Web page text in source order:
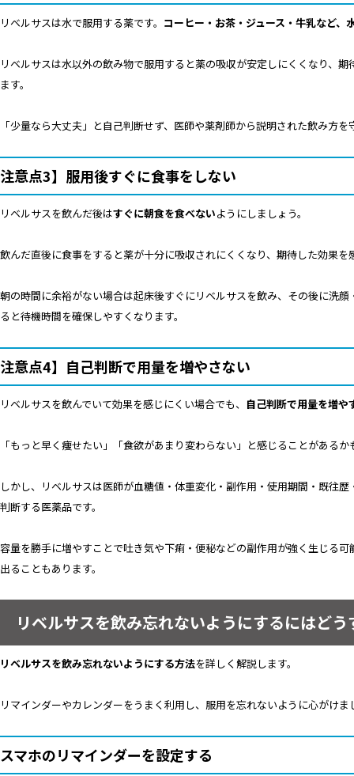
リベルサスは水で服用する薬です。 コーヒー・お茶・ジュース・牛乳など
リベルサスは水以外の飲み物で服用すると薬の吸収が安定しにくくなり、
ます。
「少量なら大丈夫」と自己判断せず、医師や薬剤師から説明された飲み方
注意点3】服用後すぐに食事をしない
リベルサスを飲んだ後はすぐに朝食を食べないようにしましょう。
飲んだ直後に食事をすると薬が十分に吸収されにくくなり、期待した効果
朝の時間に余裕がない場合は起床後すぐにリベルサスを飲み、その後に洗
ると待機時間を確保しやすくなります。
注意点4】自己判断で用量を増やさない
リベルサスを飲んでいて効果を感じにくい場合でも、 自己判断で用量を増や
「もっと早く痩せたい」「食欲があまり変わらない」と感じることがある
しかし、リベルサスは医師が血糖値・体重変化・副作用・使用期間・既往
判断する医薬品です。
容量を勝手に増やすことで吐き気や下痢・便秘などの副作用が強く生じる
出ることもあります。
リベルサスを飲み忘れないようにするにはど
リベルサスを飲み忘れないようにする方法を詳しく解説します。
リマインダーやカレンダーをうまく利用し、服用を忘れないように心がけま
スマホのリマインダーを設定する